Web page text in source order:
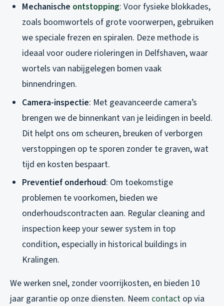
Mechanische ontstopping: Voor fysieke blokkades,
zoals boomwortels of grote voorwerpen, gebruiken
we speciale frezen en spiralen. Deze methode is
ideaal voor oudere rioleringen in Delfshaven, waar
wortels van nabijgelegen bomen vaak
binnendringen.
Camera-inspectie: Met geavanceerde camera’s
brengen we de binnenkant van je leidingen in beeld.
Dit helpt ons om scheuren, breuken of verborgen
verstoppingen op te sporen zonder te graven, wat
tijd en kosten bespaart.
Preventief onderhoud: Om toekomstige
problemen te voorkomen, bieden we
onderhoudscontracten aan. Regular cleaning and
inspection keep your sewer system in top
condition, especially in historical buildings in
Kralingen.
We werken snel, zonder voorrijkosten, en bieden 10
jaar garantie op onze diensten. Neem contact op via